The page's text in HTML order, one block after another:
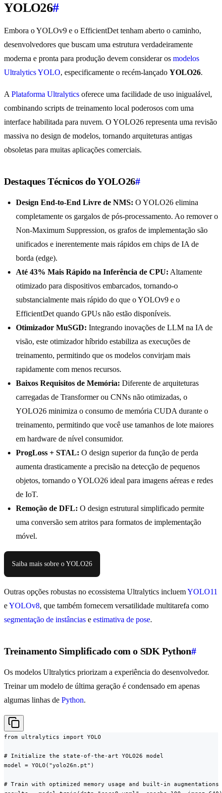
YOLO26#
Embora o YOLOv9 e o EfficientDet tenham aberto o caminho,
desenvolvedores que buscam uma estrutura verdadeiramente
moderna e pronta para produção devem considerar os modelos
Ultralytics YOLO, especificamente o recém-lançado YOLO26.
A Plataforma Ultralytics oferece uma facilidade de uso inigualável,
combinando scripts de treinamento local poderosos com uma
interface habilitada para nuvem. O YOLO26 representa uma revisão
massiva no design de modelos, tornando arquiteturas antigas
obsoletas para muitas aplicações comerciais.
Destaques Técnicos do YOLO26#
Design End-to-End Livre de NMS: O YOLO26 elimina
completamente os gargalos de pós-processamento. Ao remover o
Non-Maximum Suppression, os grafos de implementação são
unificados e inerentemente mais rápidos em chips de IA de
borda (edge).
Até 43% Mais Rápido na Inferência de CPU: Altamente
otimizado para dispositivos embarcados, tornando-o
substancialmente mais rápido do que o YOLOv9 e o
EfficientDet quando GPUs não estão disponíveis.
Otimizador MuSGD: Integrando inovações de LLM na IA de
visão, este otimizador híbrido estabiliza as execuções de
treinamento, permitindo que os modelos convirjam mais
rapidamente com menos recursos.
Baixos Requisitos de Memória: Diferente de arquiteturas
carregadas de Transformer ou CNNs não otimizadas, o
YOLO26 minimiza o consumo de memória CUDA durante o
treinamento, permitindo que você use tamanhos de lote maiores
em hardware de nível consumidor.
ProgLoss + STAL: O design superior da função de perda
aumenta drasticamente a precisão na detecção de pequenos
objetos, tornando o YOLO26 ideal para imagens aéreas e redes
de IoT.
Remoção de DFL: O design estrutural simplificado permite
uma conversão sem atritos para formatos de implementação
móvel.
Saiba mais sobre o YOLO26
Outras opções robustas no ecossistema Ultralytics incluemYOLO11
eYOLOv8, que também fornecem versatilidade multitarefa como
segmentação de instâncias e estimativa de pose.
Treinamento Simplificado com o SDK Python#
Os modelos Ultralytics priorizam a experiência do desenvolvedor.
Treinar um modelo de última geração é condensado em apenas
algumas linhas de Python.
from ultralytics import YOLO
# Initialize the state-of-the-art YOLO26 model
model = YOLO("yolo26n.pt")
# Train with optimized memory usage and built-in augmentations